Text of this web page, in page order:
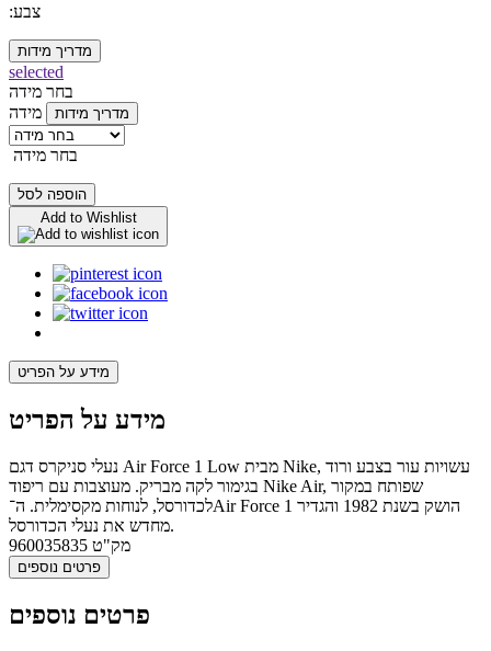
:צבע
מדריך מידות
selected
בחר מידה
מידה
מדריך מידות
בחר מידה
הוספה לסל
Add to Wishlist
מידע על הפריט
מידע על הפריט
נעלי סניקרס דגם Air Force 1 Low מבית Nike, עשויות עור בצבע ורוד
בגימור לקה מבריק. מעוצבות עם ריפוד Nike Air, שפותח במקור
לכדורסל, לנוחות מקסימלית. ה־Air Force 1 הושק בשנת 1982 והגדיר
מחדש את נעלי הכדורסל.
מק"ט 960035835
פרטים נוספים
פרטים נוספים